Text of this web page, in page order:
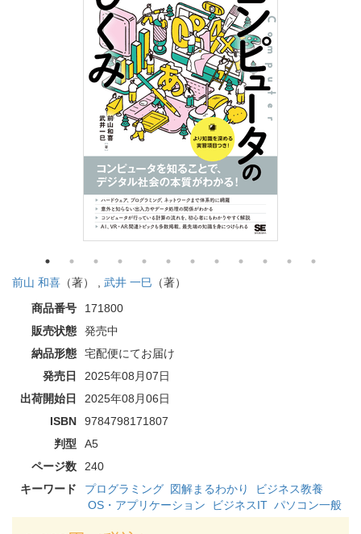
前山 和喜 （著） , 武井 一巳 （著）
商品番号
171800
販売状態
発売中
納品形態
宅配便にてお届け
発売日
2025年08月07日
出荷開始日
2025年08月06日
ISBN
9784798171807
判型
A5
ページ数
240
キーワード
プログラミング 図解まるわかり
ビジネス教養
OS・アプリケーション
ビジネスIT パソコン一般